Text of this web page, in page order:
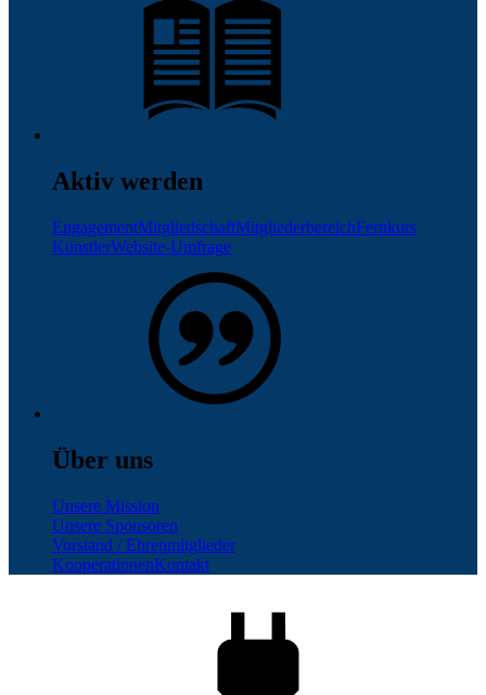
Aktiv werden
EngagementMitgliedschaftMitgliederbereichFernkurs
KünstlerWebsite-Umfrage
Über uns
Unsere Mission
Unsere Sponsoren
Vorstand / Ehrenmitglieder
KooperationenKontakt